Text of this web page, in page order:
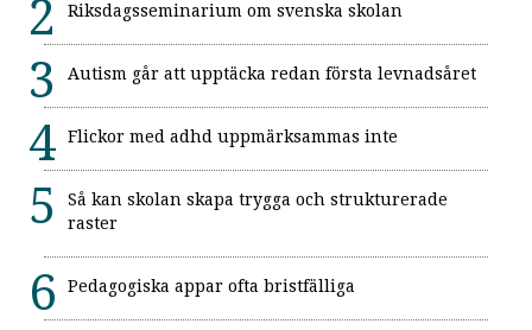
Riksdagsseminarium om svenska skolan
Autism går att upptäcka redan första levnadsåret
Flickor med adhd uppmärksammas inte
Så kan skolan skapa trygga och strukturerade
raster
Pedagogiska appar ofta bristfälliga